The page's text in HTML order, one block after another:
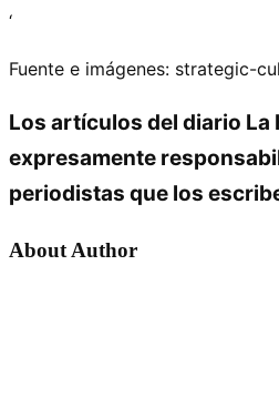
‘
Fuente e imágenes: strategic-
Los artículos del diario La
expresamente
periodistas que los
About Author